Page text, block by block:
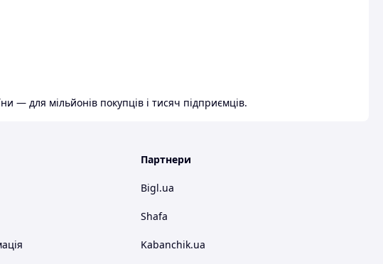
— для мільйонів покупців і тисяч підприємців.
Партнери
Bigl.ua
Shafa
Kabanchik.ua